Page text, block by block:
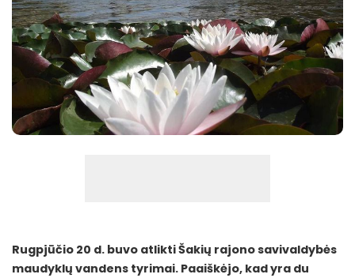
Rugpjūčio 20 d. buvo atlikti Šakių rajono savivaldybės
maudyklų vandens tyrimai. Paaiškėjo, kad yra du